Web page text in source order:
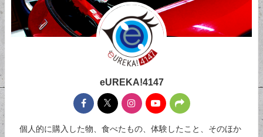
eUREKA!4147
個人的に購入した物、食べたもの、体験したこと、そのほか